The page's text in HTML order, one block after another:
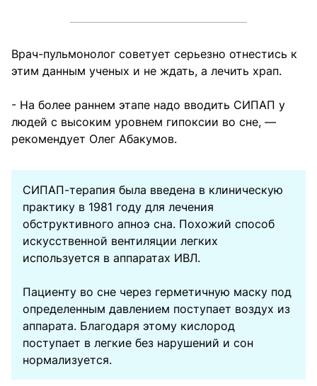
Врач-пульмонолог советует серьезно отнестись к
этим данным ученых и не ждать, а лечить храп.
- На более раннем этапе надо вводить СИПАП у
людей с высоким уровнем гипоксии во сне, —
рекомендует Олег Абакумов.
СИПАП-терапия была введена в клиническую
практику в 1981 году для лечения
обструктивного апноэ сна. Похожий способ
искусственной вентиляции легких
используется в аппаратах ИВЛ.
Пациенту во сне через герметичную маску под
определенным давлением поступает воздух из
аппарата. Благодаря этому кислород
поступает в легкие без нарушений и сон
нормализуется.